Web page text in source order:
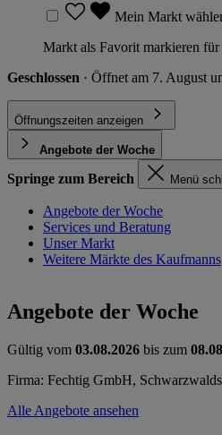
Mein Markt
Markt als Favorit markieren
Geschlossen · Öffnet am 7. August
Öffnungszeiten anzeigen
Angebote der Woche
Springe zum Bereich Menü
Angebote der Woche
Services und Beratung
Unser Markt
Weitere Märkte des Kaufmanns
Angebote der Woche
Gültig vom 03.08.2026 bis zum
Firma: Fechtig GmbH,
Alle Angebote ansehen